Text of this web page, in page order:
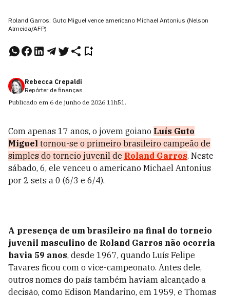
Roland Garros: Guto Miguel vence americano Michael Antonius (Nelson
Almeida/AFP)
Rebecca Crepaldi
Repórter de finanças
Publicado em 6 de junho de 2026 11h51.
Com apenas 17 anos, o jovem goiano Luís Guto
Miguel tornou-se o primeiro brasileiro campeão de
simples do torneio juvenil de Roland Garros. Neste
sábado, 6, ele venceu o americano Michael Antonius
por 2 sets a 0 (6/3 e 6/4).
A presença de um brasileiro na final do torneio
juvenil masculino de Roland Garros não ocorria
havia 59 anos, desde 1967, quando Luís Felipe
Tavares ficou com o vice-campeonato. Antes dele,
outros nomes do país também haviam alcançado a
decisão, como Edison Mandarino, em 1959, e Thomas